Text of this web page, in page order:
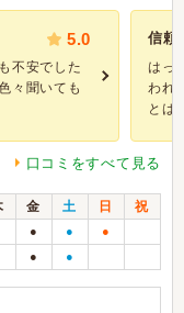
5.0
不安でした
々聞いても
信頼
はっ
われ
とは
口コミをすべて見る
金 土 日
祝
● ● ●
● ●